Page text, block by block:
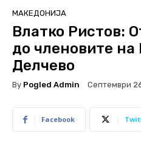
МАКЕДОНИЈА
Влатко Ристов:
до членовите
Делчево
By Pogled Admin Септември
Facebook